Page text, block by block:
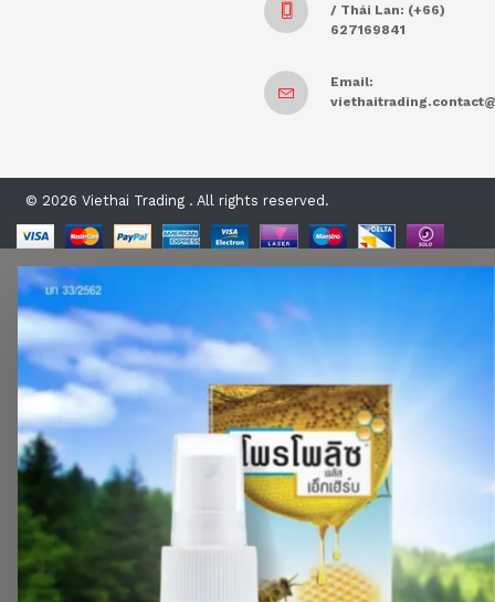
/ Thái Lan: (+66)
627169841
Email:
© 2026 Viethai Trading . All rights reserved.